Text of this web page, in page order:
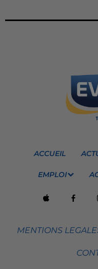
ACCUEIL
EMPLOI
MENTIONS